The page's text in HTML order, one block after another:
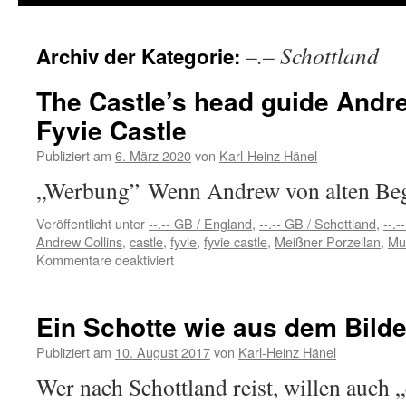
springen
Archiv der Kategorie: –.– Schottland
The Castle’s head guide
Fyvie Castle
Publiziert am 6. März 2020von Karl-Heinz Hänel
„Werbung” Wenn Andrew von alten
Veröffentlicht unter--.-- GB / England, --.-- GB / Schottland, --
Andrew Collins, castle, fyvie, fyvie castle, Meißner Porzellan,
Kommentare deaktiviertfür
guide
Andrew
zeigt
Ein Schotte wie aus dem
Publiziert am 10. August 2017von Karl-Heinz Hänel
Wer nach Schottland reist, willen auch